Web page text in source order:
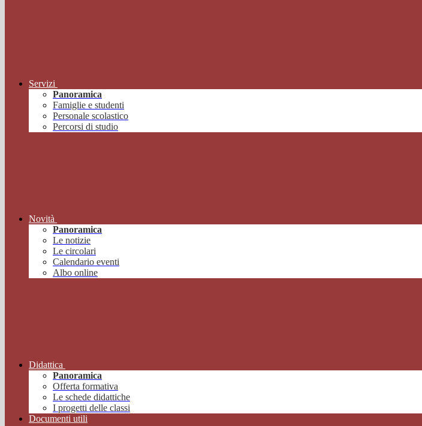
Servizi
Panoramica
Famiglie e studenti
Personale scolastico
Percorsi di studio
Novità
Panoramica
Le notizie
Le circolari
Calendario eventi
Albo online
Didattica
Panoramica
Offerta formativa
Le schede didattiche
I progetti delle classi
Documenti utili